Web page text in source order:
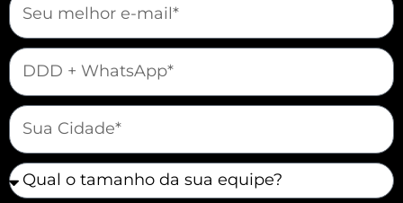
um atendimento especializado. O
resultado foi uma maior produtividade
em suas operações.
potencializa as vendas. Com uma equipe
dedicada, você tem a capacidade de
realizar prospecções ativas, aumentar o
mauticform[telefone]
mauticform[cidade]
mauticform[equipe]